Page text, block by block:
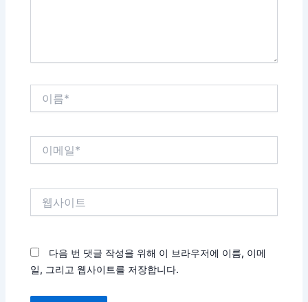
다음 번 댓글 작성을 위해 이 브라우저에 이름, 이메
일, 그리고 웹사이트를 저장합니다.